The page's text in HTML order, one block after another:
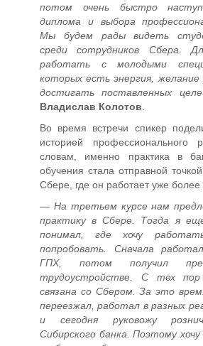
потом очень быстро
диплома и выбора
Мы будем рады видеть
среди сотрудников Сбера.
работать с молодыми
которых есть энергия, желание
достигать поставленных
Владислав Колотов
Во время встречи спикер
историей профессионального
словам, именно практика в
обучения стала отправной
Сбере, где он работает уже более
— На третьем курсе нам
практику в Сбере. Тогда я
понимал, где хочу
попробовать. Сначала
ГПХ, потом получил
трудоустройстве. С тех пор
связана со Сбером. За это
переезжал, работал в разных
и сегодня руковожу
Сибирского банка. Поэтому